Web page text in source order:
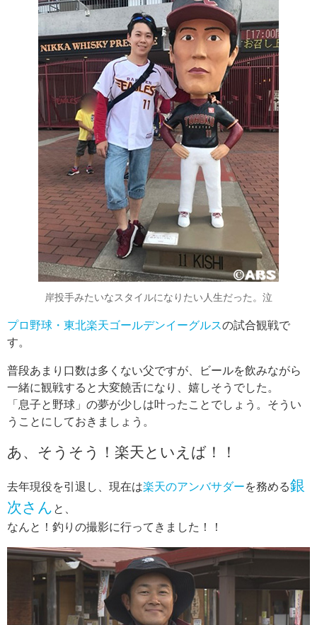
岸投手みたいなスタイルになりたい人生だった。泣
プロ野球・東北楽天ゴールデンイーグルスの試合観戦で
す。
普段あまり口数は多くない父ですが、ビールを飲みながら
一緒に観戦すると大変饒舌になり、嬉しそうでした。
「息子と野球」の夢が少しは叶ったことでしょう。そうい
うことにしておきましょう。
あ、そうそう！楽天といえば！！
去年現役を引退し、現在は楽天のアンバサダーを務める銀
次さん と、
なんと！釣りの撮影に行ってきました！！